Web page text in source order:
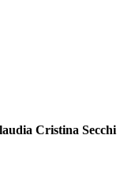
Cristina Secchi